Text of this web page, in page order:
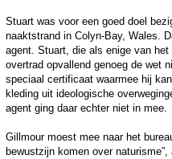
Stuart was voor een goed doel
naaktstrand in Colyn-Bay, Wales.
agent. Stuart, die als enige van
overtrad opvallend genoeg de wet
speciaal certificaat waarmee hij
kleding uit ideologische
agent ging daar echter niet in mee.
Gillmour moest mee naar het
bewustzijn komen over